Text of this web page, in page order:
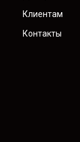
Клиентам
Контакты